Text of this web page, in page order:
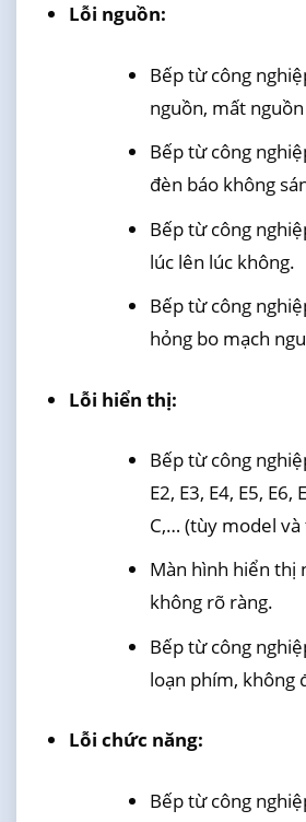
Lỗi nguồn:
Bếp từ công
nguồn, mất
Bếp từ công
đèn báo không
Bếp từ công
lúc lên lúc không.
Bếp từ công
hỏng bo mạch
Lỗi hiển thị:
Bếp từ công
E2, E3, E4, E5, E6,
C,… (tùy model
Màn hình hiển thị
không rõ ràng.
Bếp từ công
loạn phím, không
Lỗi chức năng:
Bếp từ công